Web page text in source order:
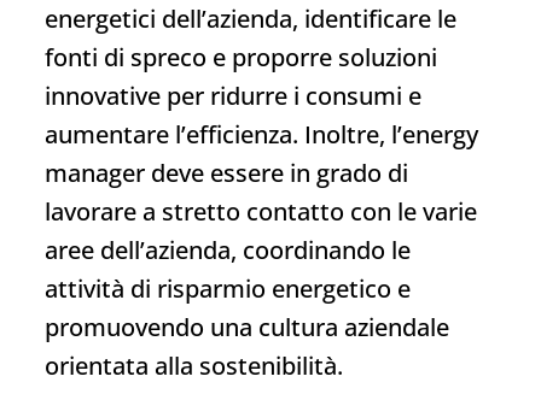
energetici dell’azienda, identificare le
fonti di spreco e proporre soluzioni
innovative per ridurre i consumi e
aumentare l’efficienza. Inoltre, l’energy
manager deve essere in grado di
lavorare a stretto contatto con le varie
aree dell’azienda, coordinando le
attività di risparmio energetico e
promuovendo una cultura aziendale
orientata alla sostenibilità.